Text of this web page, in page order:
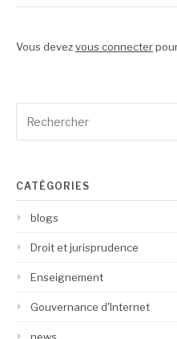
Vous devezvous connecter
pour
:
CATÉGORIES
blogs
Droit et jurisprudence
Enseignement
Gouvernance d'Internet
news